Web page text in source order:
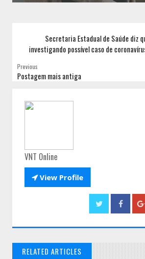
Secretaria Estadual de Saúde diz
investigando possível caso de
Previous
Postagem mais antiga
VNT Online
View Profile
RELATED ARTICLES